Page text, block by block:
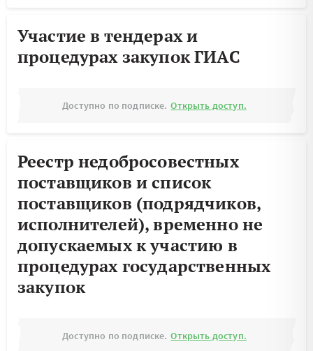
Участие в тендерах и
процедурах закупок ГИАС
Доступно по подписке. Открыть доступ.
Реестр недобросовестных
поставщиков и список
поставщиков (подрядчиков,
исполнителей), временно не
допускаемых к участию в
процедурах государственных
закупок
Доступно по подписке. Открыть доступ.